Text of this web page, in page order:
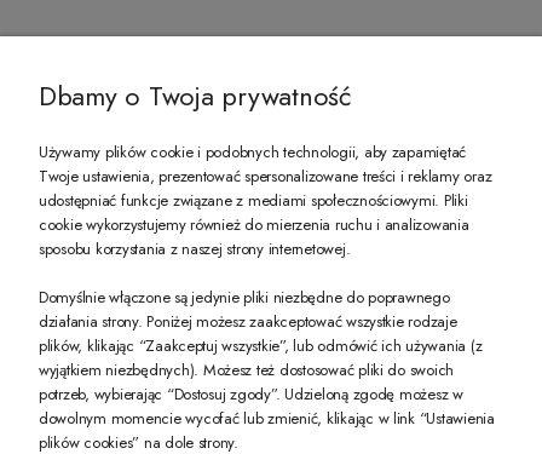
PREZENT DLA CIEBIE!
-10% na pierwsze zakupy na zeccoro.pl Gdy zapiszesz się do naszego
Twoje dane będą przetwarzane zgodnie z nasząpolityką prywatności
POKAŻ PEŁNĄ WERSJĘ STRONY
Dbamy o Twoja prywatność
Używamy plików cookie i podobnych technologii, aby zapamiętać
Twoje ustawienia, prezentować spersonalizowane treści i reklamy oraz
udostępniać funkcje związane z mediami społecznościowymi. Pliki
cookie wykorzystujemy również do mierzenia ruchu i analizowania
sposobu korzystania z naszej strony internetowej.
Domyślnie włączone są jedynie pliki niezbędne do poprawnego
działania strony. Poniżej możesz zaakceptować wszystkie rodzaje
plików, klikając “Zaakceptuj wszystkie”, lub odmówić ich używania (z
wyjątkiem niezbędnych). Możesz też dostosować pliki do swoich
potrzeb, wybierając “Dostosuj zgody”. Udzieloną zgodę możesz w
dowolnym momencie wycofać lub zmienić, klikając w link “Ustawienia
plików cookies” na dole strony.